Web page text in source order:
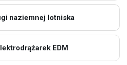
naziemnej lotniska
EDM